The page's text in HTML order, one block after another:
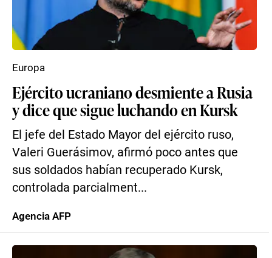
Ejército ucraniano desmiente a Rusia
y dice que sigue luchando en Kursk
El jefe del Estado Mayor del ejército ruso,
Valeri Guerásimov, afirmó poco antes que
sus soldados habían recuperado Kursk,
controlada parcialment...
Europa
Agencia AFP